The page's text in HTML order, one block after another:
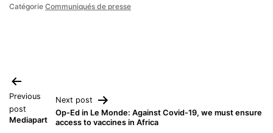
Catégorie Communiqués de presse
Navigation
de
Previous
post
Mediapart
Next post
Op-Ed in Le Monde: Against Covid-19, we must ensure
access to vaccines in Africa